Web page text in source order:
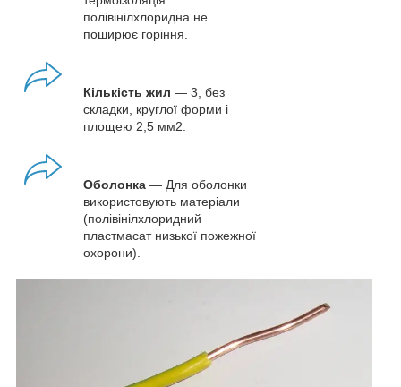
полівінілхлоридна не
поширює горіння.
Кількість жил — 3, без
складки, круглої форми і
площею 2,5 мм2
Оболонка — Для оболонки
використовують матеріали
(полівінілхлоридний
пластмасат низької пожежної
охорони).